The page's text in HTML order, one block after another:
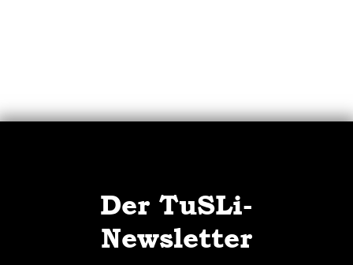
Der TuSLi-
Newsletter